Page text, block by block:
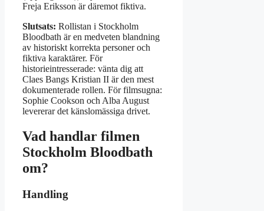
Freja Eriksson är däremot fiktiva.
Slutsats: Rollistan i Stockholm
Bloodbath är en medveten blandning
av historiskt korrekta personer och
fiktiva karaktärer. För
historieintresserade: vänta dig att
Claes Bangs Kristian II är den mest
dokumenterade rollen. För filmsugna:
Sophie Cookson och Alba August
levererar det känslomässiga drivet.
Vad handlar filmen
Stockholm Bloodbath
om?
Handling